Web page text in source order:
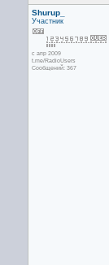
Shurup_
Участник
с апр 2009
t.me/RadioUsers
Сообщений: 367